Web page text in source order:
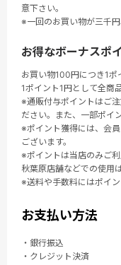
意下さい。
※一回のお買い物が三千
お得なボーナスポ
お買い物100円につき1ポ
1ポイント1円として全商
※通販付与ポイントはご
ださい。また、一部ポイ
※ポイント獲得には、会
ございます。
※ポイントは当店のみご
秋葉原店舗などでの使用
※送料や手数料にはポイン
お支払い方法
・銀行振込
・クレジット決済